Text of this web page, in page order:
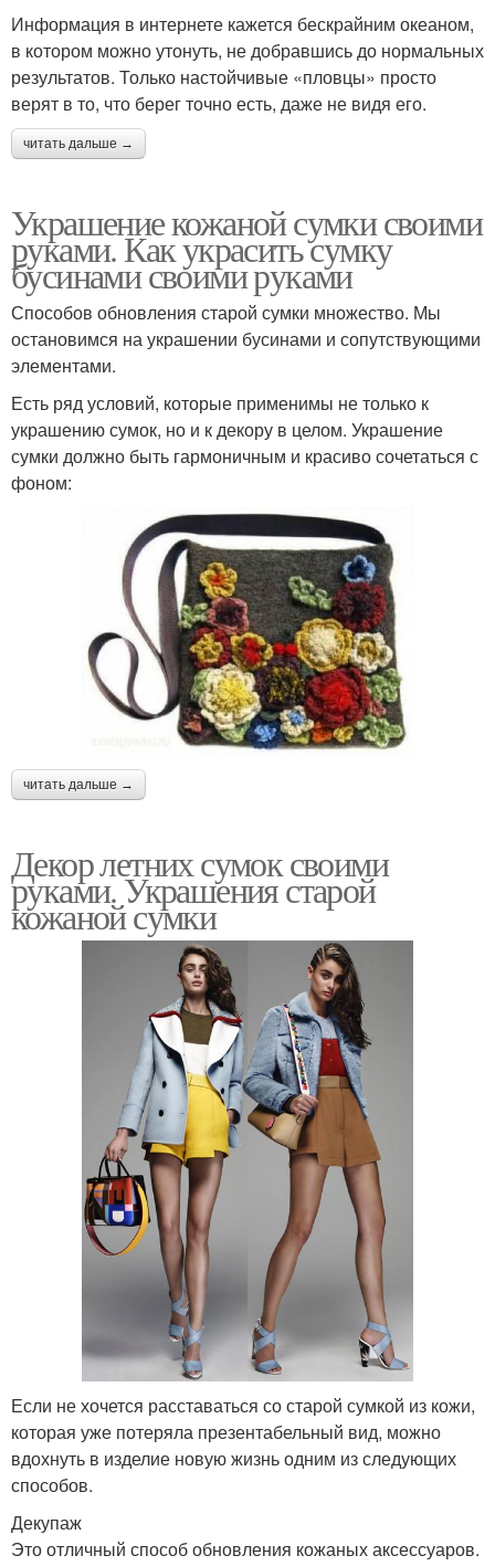
Информация в интернете кажется бескрайним океаном,
в котором можно утонуть, не добравшись до нормальных
результатов. Только настойчивые «пловцы» просто
верят в то, что берег точно есть, даже не видя его.
читать дальше →
Украшение кожаной сумки своими
руками. Как украсить сумку
бусинами своими руками
Способов обновления старой сумки множество. Мы
остановимся на украшении бусинами и сопутствующими
элементами.
Есть ряд условий, которые применимы не только к
украшению сумок, но и к декору в целом. Украшение
сумки должно быть гармоничным и красиво сочетаться с
фоном:
читать дальше →
Декор летних сумок своими
руками. Украшения старой
кожаной сумки
Если не хочется расставаться со старой сумкой из кожи,
которая уже потеряла презентабельный вид, можно
вдохнуть в изделие новую жизнь одним из следующих
способов.
Декупаж
Это отличный способ обновления кожаных аксессуаров.